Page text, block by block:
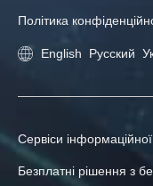
Політика
English Русский
Сервіси
Безплатні рішення з